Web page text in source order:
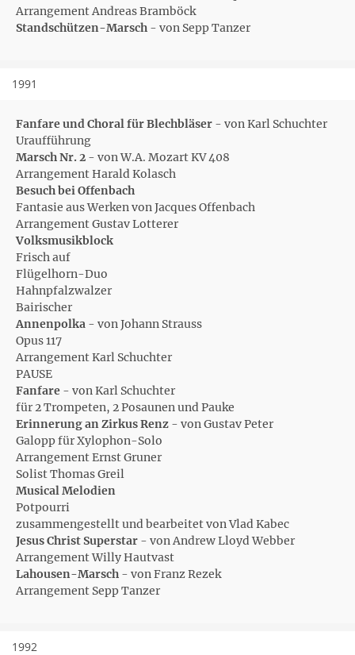
Arrangement Andreas Bramböck
Standschützen-Marsch - von Sepp Tanzer
1991
Fanfare und Choral für Blechbläser - von Karl Schuchter
Uraufführung
Marsch Nr. 2 - von W.A. Mozart KV 408
Arrangement Harald Kolasch
Besuch bei Offenbach
Fantasie aus Werken von Jacques Offenbach
Arrangement Gustav Lotterer
Volksmusikblock
Frisch auf
Flügelhorn-Duo
Hahnpfalzwalzer
Bairischer
Annenpolka - von Johann Strauss
Opus 117
Arrangement Karl Schuchter
PAUSE
Fanfare - von Karl Schuchter
für 2 Trompeten, 2 Posaunen und Pauke
Erinnerung an Zirkus Renz - von Gustav Peter
Galopp für Xylophon-Solo
Arrangement Ernst Gruner
Solist Thomas Greil
Musical Melodien
Potpourri
zusammengestellt und bearbeitet von Vlad Kabec
Jesus Christ Superstar - von Andrew Lloyd Webber
Arrangement Willy Hautvast
Lahousen-Marsch - von Franz Rezek
Arrangement Sepp Tanzer
1992